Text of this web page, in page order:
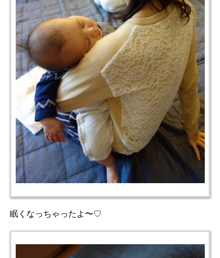
眠くなっちゃったよ〜♡